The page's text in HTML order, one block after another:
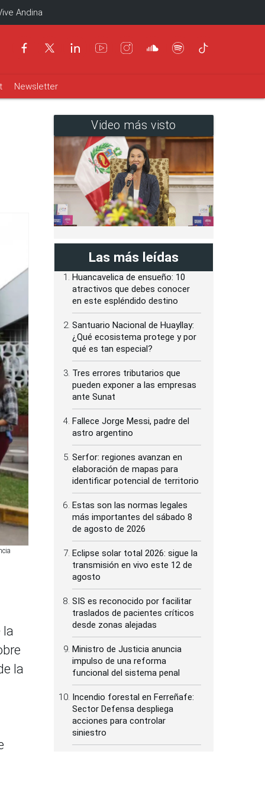
Andina
Newsletter
la
la
Video más visto
Las más leídas
Huancavelica de ensueño: 10
atractivos que debes conocer
en este espléndido destino
Santuario Nacional de Huayllay:
¿Qué ecosistema protege y por
qué es tan especial?
Tres errores tributarios que
pueden exponer a las empresas
ante Sunat
Fallece Jorge Messi, padre del
astro argentino
Serfor: regiones avanzan en
elaboración de mapas para
identificar potencial de territorio
Estas son las normas legales
más importantes del sábado 8
de agosto de 2026
Eclipse solar total 2026: sigue la
transmisión en vivo este 12 de
agosto
SIS es reconocido por facilitar
traslados de pacientes críticos
desde zonas alejadas
Ministro de Justicia anuncia
impulso de una reforma
funcional del sistema penal
Incendio forestal en Ferreñafe:
Sector Defensa despliega
acciones para controlar
siniestro